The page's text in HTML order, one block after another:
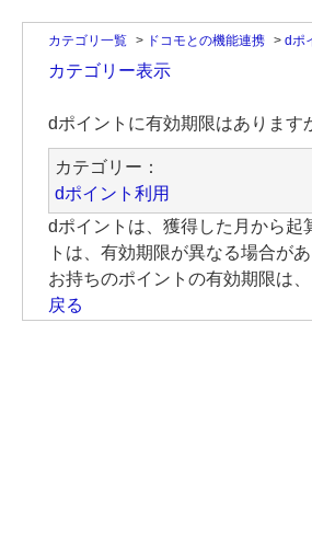
カテゴリ一覧 > ドコモとの機能連携 > dポ
カテゴリー表示
dポイントに有効期限はあります
カテゴリー：
dポイント利用
dポイントは、獲得した月から
トは、有効期限が異なる場合があ
お持ちのポイントの有効期限は、
戻る